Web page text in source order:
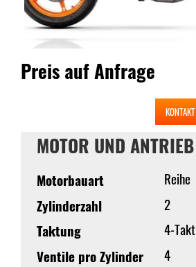
Preis auf Anfrage
KONTAKT
MOTOR UND ANTRIEB
Motorbauart
Reihe
Zylinderzahl
2
Taktung
4-Takt
Ventile pro Zylinder
4